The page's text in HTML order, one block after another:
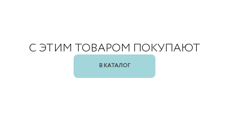
С ЭТИМ ТОВАРОМ ПОКУПАЮТ
В КАТАЛОГ